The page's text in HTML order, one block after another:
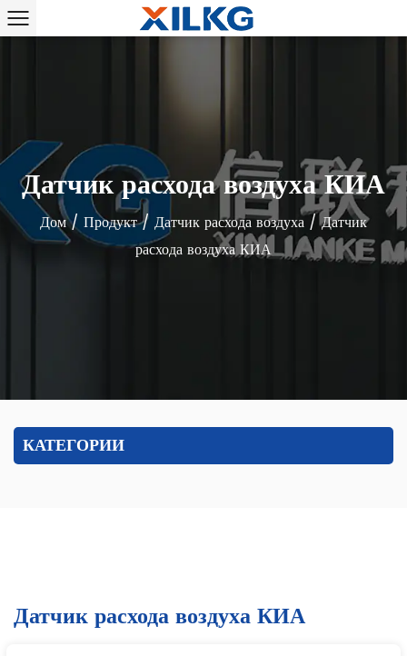
Датчик расхода воздуха КИА
Дом/ Продукт/ Датчик расхода воздуха/Датчик
расхода воздуха КИА
КАТЕГОРИИ
Датчик расхода воздуха КИА